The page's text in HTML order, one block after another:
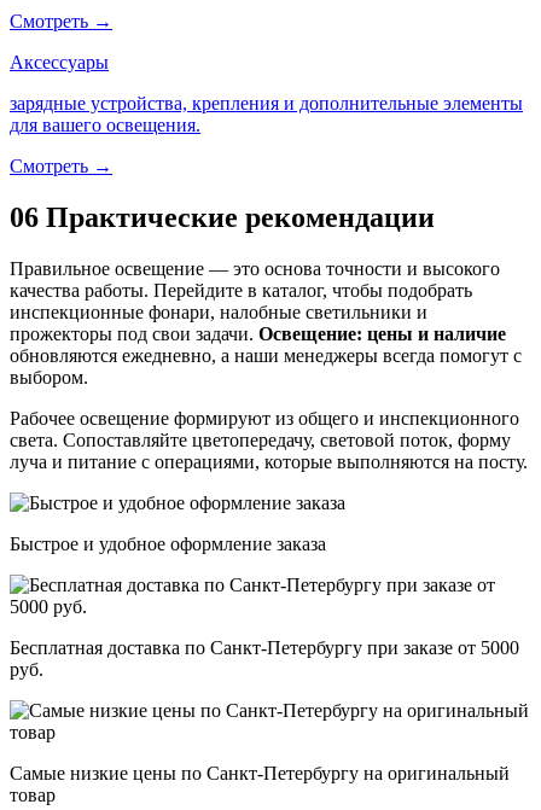
Смотреть →
Аксессуары
зарядные устройства, крепления и дополнительные элементы
для вашего освещения.
Смотреть →
06 Практические рекомендации
Правильное освещение — это основа точности и высокого
качества работы. Перейдите в каталог, чтобы подобрать
инспекционные фонари, налобные светильники и
прожекторы под свои задачи. Освещение: цены и наличие
обновляются ежедневно, а наши менеджеры всегда помогут с
выбором.
Рабочее освещение формируют из общего и инспекционного
света. Сопоставляйте цветопередачу, световой поток, форму
луча и питание с операциями, которые выполняются на посту.
Быстрое и удобное оформление заказа
Бесплатная доставка по Санкт-Петербургу при заказе от 5000
руб.
Самые низкие цены по Санкт-Петербургу на оригинальный
товар